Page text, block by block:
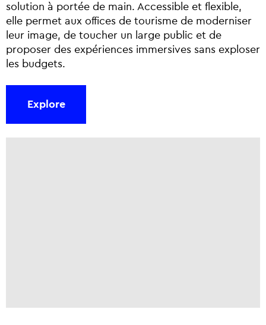
solution à portée de main. Accessible et flexible,
elle permet aux offices de tourisme de moderniser
leur image, de toucher un large public et de
proposer des expériences immersives sans exploser
les budgets.
Explore